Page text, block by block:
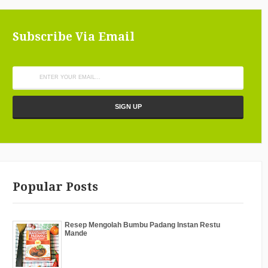
Subscribe Via Email
Popular Posts
Resep Mengolah Bumbu Padang Instan Restu
Mande